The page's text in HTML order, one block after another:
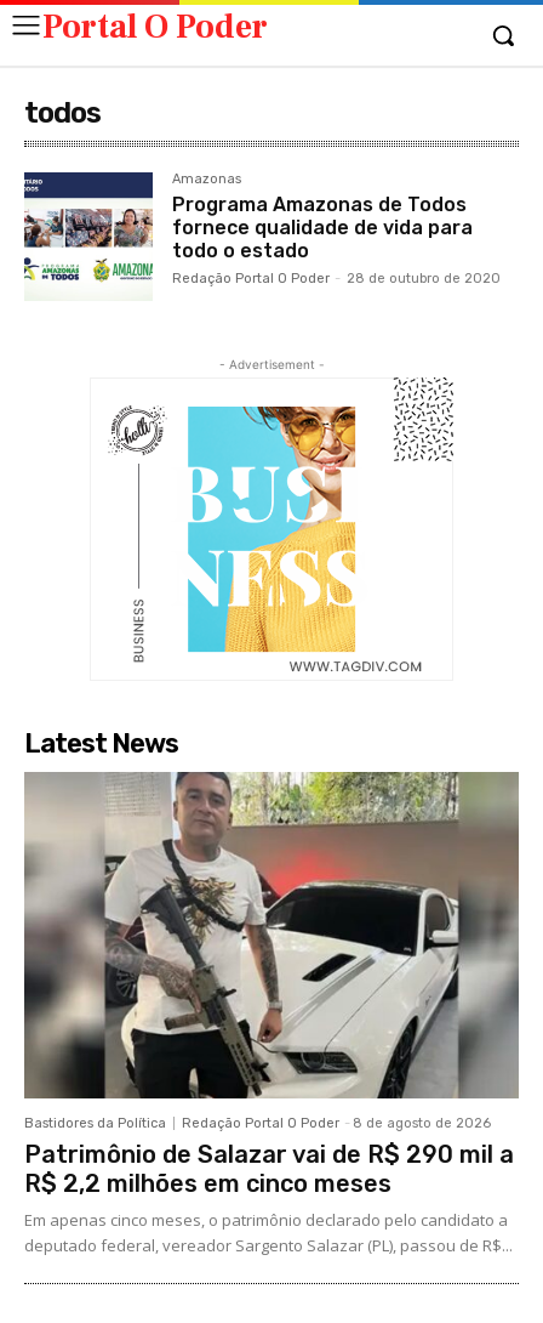
Portal O Poder
todos
Amazonas
Programa Amazonas de Todos
fornece qualidade de vida para
todo o estado
Redação Portal O Poder - 28 de outubro de 2020
- Advertisement -
Latest News
Bastidores da Política Redação Portal O Poder - 8 de agosto de 2026
Patrimônio de Salazar vai de R$ 290 mil a
R$ 2,2 milhões em cinco meses
Em apenas cinco meses, o patrimônio declarado pelo candidato a
deputado federal, vereador Sargento Salazar (PL), passou de R$...